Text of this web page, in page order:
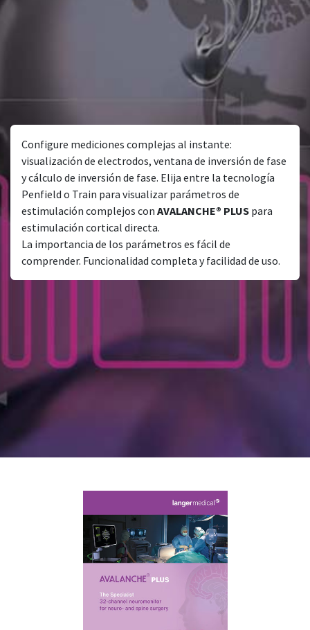
Configure mediciones complejas al instante:
visualización de electrodos, ventana de inversión de fase
y cálculo de inversión de fase. Elija entre la tecnología
Penfield o Train para visualizar parámetros de
estimulación complejos con AVALANCHE® PLUS para
estimulación cortical directa.
La importancia de los parámetros es fácil de
comprender. Funcionalidad completa y facilidad de uso.